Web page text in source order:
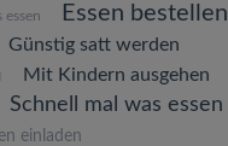
essen Essen bestellen
Günstig satt werden
Mit Kindern ausgehen
Schnell mal was essen
einladen